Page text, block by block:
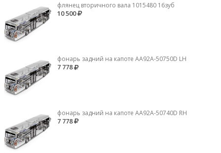
флянец вторичного вала 1015480 16зуб
10 500
фонарь задний на капоте AA92A-50750D LH
7 778
фонарь задний на капоте AA92A-50740D RH
7 778